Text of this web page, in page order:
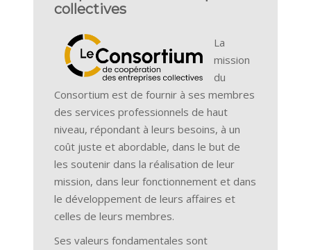
collectives
La
mission
du
Consortium est de fournir à ses membres
des services professionnels de haut
niveau, répondant à leurs besoins, à un
coût juste et abordable, dans le but de
les soutenir dans la réalisation de leur
mission, dans leur fonctionnement et dans
le développement de leurs affaires et
celles de leurs membres.
Ses valeurs fondamentales sont